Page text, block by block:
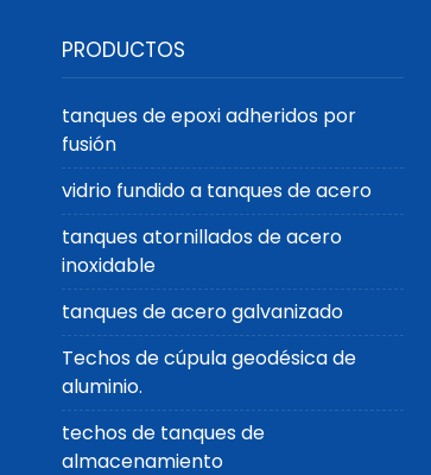
PRODUCTOS
tanques de epoxi adheridos por
fusión
vidrio fundido a tanques de acero
tanques atornillados de acero
inoxidable
tanques de acero galvanizado
Techos de cúpula geodésica de
aluminio.
techos de tanques de
almacenamiento